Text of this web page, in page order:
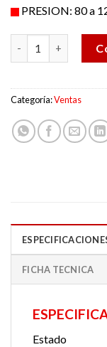
PRESION: 80 a
Categoría:Ventas
FICHA TECNICA
Estado